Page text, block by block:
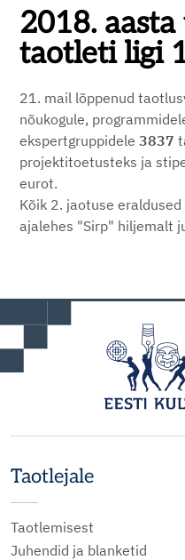
2018.
taotleti ligi
21. mail lõppenud
nõukogule,
ekspertgruppidele 3837
projektitoetusteks ja
eurot.
Kõik 2. jaotuse
ajalehes "Sirp" hiljemalt
Taotlejale
Taotlemisest
Juhendid ja blanketid